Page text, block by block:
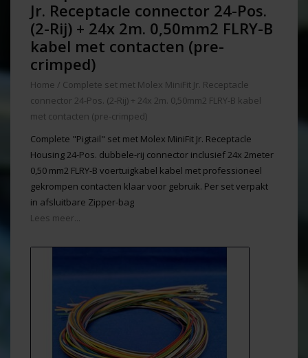
Jr. Receptacle connector 24-Pos.
(2-Rij) + 24x 2m. 0,50mm2 FLRY-B
kabel met contacten (pre-
crimped)
Home / Complete set met Molex MiniFit Jr. Receptacle
connector 24-Pos. (2-Rij) + 24x 2m. 0,50mm2 FLRY-B kabel
met contacten (pre-crimped)
Complete "Pigtail" set met Molex MiniFit Jr. Receptacle
Housing 24-Pos. dubbele-rij connector inclusief 24x 2meter
0,50 mm2 FLRY-B voertuigkabel kabel met professioneel
gekrompen contacten klaar voor gebruik. Per set verpakt
in afsluitbare Zipper-bag
Lees meer...